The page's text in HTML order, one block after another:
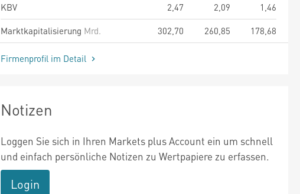
KBV
2,47 2,09
1,46
Marktkapitalisierung Mrd. 302,70 260,85 178,68
Firmenprofil im Detail
Notizen
Loggen Sie sich in Ihren Markets plus Account ein um schnell
und einfach persönliche Notizen zu Wertpapiere zu erfassen.
Login